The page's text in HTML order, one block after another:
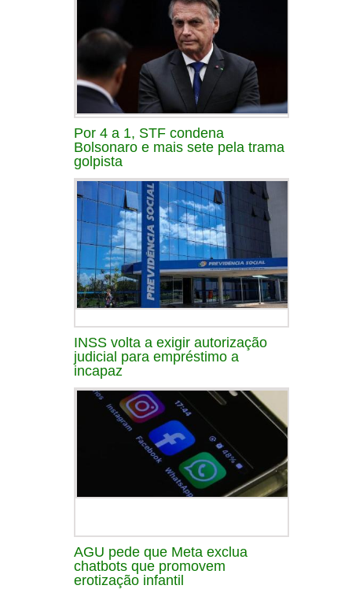
Por 4 a 1, STF condena
Bolsonaro e mais sete pela trama
golpista
INSS volta a exigir autorização
judicial para empréstimo a
incapaz
AGU pede que Meta exclua
chatbots que promovem
erotização infantil